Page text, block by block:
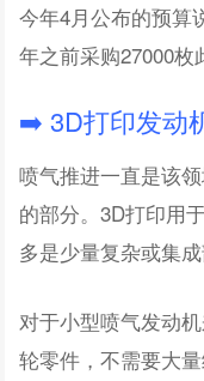
今年4月公布的预算
年之前采购27000枚
➡️ 3D打印发动
喷气推进一直是该
的部分。3D打印用
多是少量复杂或集成
对于小型喷气发动
轮零件，不需要大